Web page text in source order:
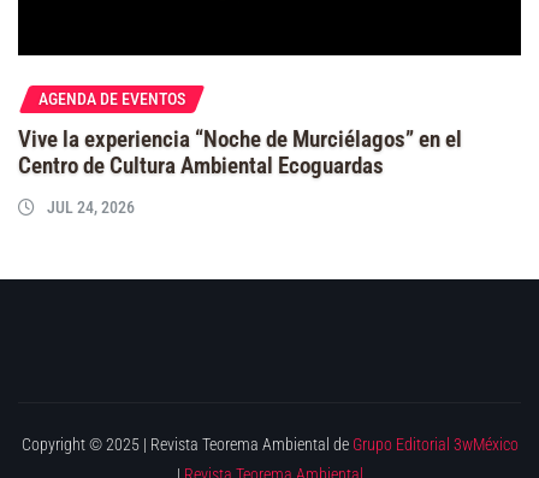
AGENDA DE EVENTOS
Vive la experiencia “Noche de Murciélagos” en el
Centro de Cultura Ambiental Ecoguardas
JUL 24, 2026
Copyright © 2025 | Revista Teorema Ambiental de Grupo Editorial 3wMéxico